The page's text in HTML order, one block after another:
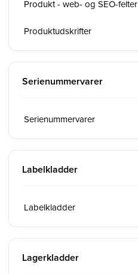
Produkt - web- og SEO-felter
Produktudskrifter
Serienummervarer
Serienummervarer
Labelkladder
Labelkladder
Lagerkladder